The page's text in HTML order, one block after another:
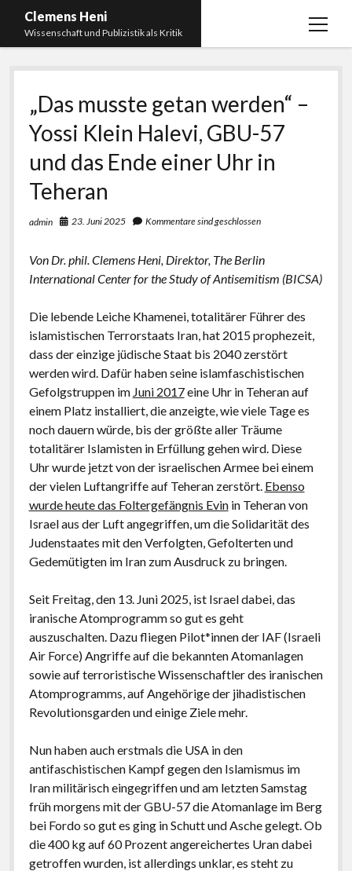
Clemens Heni
Wissenschaft und Publizistik als Kritik
Menü
Blog
Kontakt
Bücher Menü
öffnen
2025: Was bedeutet: Aufarbeitung der Corona-
Politik?
und Corona
2021: Die unheilbar Gesunden. Ein intellektuelles
Tagebuch, das Plastikwort Inzidenz und die Impf-
2018: Der Komplex Antisemitismus. Dumpf und
gebildet, christlich, muslimisch, lechts, rinks,
postkolonial, romantisch, patriotisch: deutsch
2017: Eine Alternative zu Deutschland. Essays
2014: Kritische Theorie und Israel
2013: Antisemitism: A Specific Phenomenon.
Holocaust Trivialization – Islamism – Post-colonial
and Cosmopolitan anti-Zionism
2011: Schadenfreude. Islamforschung und
Antisemitismus in Deutschland nach 9/11
2009: Antisemitismus und Deutschland. Vorstudien
2007: Dissertation: Salonfähigkeit der Neuen
Rechten. ‚Nationale Identität‘, Antisemitismus und
Antiamerikanismus in der politischen Kultur der
Bundesrepublik Deutschland 1970-2005: Henning
Eichberg als Exempel (Uni Innsbruck, Aug. 2006)
Curriculum Vitae
Edition Critic
BICSA
Impressum
„Das musste getan werden“ –
Yossi Klein Halevi, GBU-57
und das Ende einer Uhr in
Teheran
admin 23. Juni 2025 Kommentare sind geschlossen
Von Dr. phil. Clemens Heni, Direktor, The Berlin
International Center for the Study of Antisemitism (BICSA)
Die lebende Leiche Khamenei, totalitärer Führer des
islamistischen Terrorstaats Iran, hat 2015 prophezeit,
dass der einzige jüdische Staat bis 2040 zerstört
werden wird. Dafür haben seine islamfaschistischen
Gefolgstruppen im Juni 2017eine Uhr in Teheran auf
einem Platz installiert, die anzeigte, wie viele Tage es
noch dauern würde, bis der größte aller Träume
totalitärer Islamisten in Erfüllung gehen wird. Diese
Uhr wurde jetzt von der israelischen Armee bei einem
der vielen Luftangriffe auf Teheran zerstört. Ebenso
wurde heute das Foltergefängnis Evinin Teheran von
Israel aus der Luft angegriffen, um die Solidarität des
Judenstaates mit den Verfolgten, Gefolterten und
Gedemütigten im Iran zum Ausdruck zu bringen.
Seit Freitag, den 13. Juni 2025, ist Israel dabei, das
iranische Atomprogramm so gut es geht
auszuschalten. Dazu fliegen Pilot*innen der IAF (Israeli
Air Force) Angriffe auf die bekannten Atomanlagen
sowie auf terroristische Wissenschaftler des iranischen
Atomprogramms, auf Angehörige der jihadistischen
Revolutionsgarden und einige Ziele mehr.
Nun haben auch erstmals die USA in den
antifaschistischen Kampf gegen den Islamismus im
Iran militärisch eingegriffen und am letzten Samstag
früh morgens mit der GBU-57 die Atomanlage im Berg
bei Fordo so gut es ging in Schutt und Asche gelegt. Ob
die 400 kg auf 60 Prozent angereichertes Uran dabei
getroffen wurden, ist allerdings unklar, es steht zu